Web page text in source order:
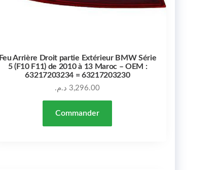
Feu Arrière Droit partie Extérieur BMW Série
5 (F10 F11) de 2010 à 13 Maroc – OEM :
63217203234 = 63217203230
3,296.00 د.م.
Commander